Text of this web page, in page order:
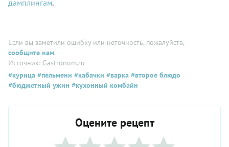
дамплингам.
Если вы заметили ошибку или неточность, пожалуйста,
сообщите нам.
Источник: Gastronom.ru
#курица #пельмени #кабачки #варка #второе блюдо
#бюджетный ужин #кухонный комбайн
Оцените рецепт